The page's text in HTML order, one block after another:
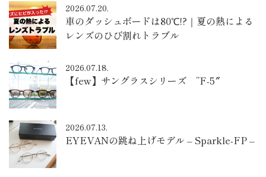
2026.07.20.
車のダッシュボードは80℃!?｜夏の熱による
レンズのひび割れトラブル
2026.07.18.
【few】サングラスシリーズ ”F-5″
2026.07.13.
EYEVANの跳ね上げモデル – Sparkle-FP –